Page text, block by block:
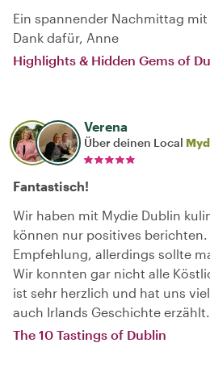
Ein spannender Nachmittag
Dank dafür, Anne
Highlights & Hidden Gems of
Verena
Über deinen Local
Fantastisch!
Wir haben mit Mydie Dublin
können nur positives berichten.
Empfehlung, allerdings sollte
Wir konnten gar nicht alle
ist sehr herzlich und hat uns
auch Irlands Geschichte erzählt.
The 10 Tastings of Dublin